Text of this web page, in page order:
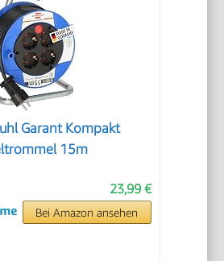
Garant Kompakt
15m
23,99 €
Bei Amazon ansehen